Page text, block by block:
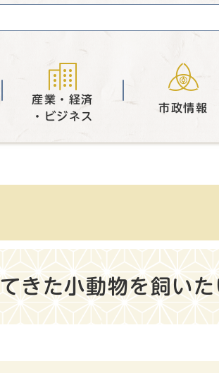
産業・経済
・ビジネス
市政情報
きた小動物を飼い